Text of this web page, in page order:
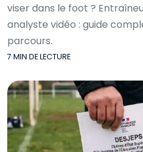
viser dans le foot ?
analyste vidéo : guide
parcours.
7 MIN DE LECTURE